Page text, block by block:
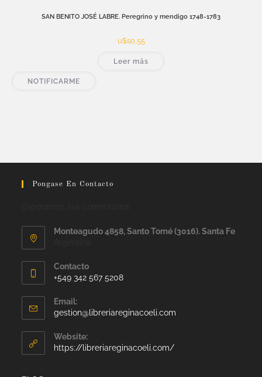
SAN BENITO JOSÉ LABRE. Peregrino y mendigo 1748-1783
u$s0,55
Leer más
NOTIFICARME
Pongase En Contacto
Monteagudo 4858, Santo Tomé (3016). Santa Fe
Contacto
+549 342 567 5208
Email:
gestion@libreriareginacoeli.com
Website:
https://libreriareginacoeli.com/